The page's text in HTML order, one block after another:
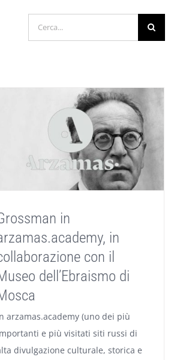
per:
in
in
con il
dell’Ebraismo di
arzamas.academy (uno dei più
e più visitati siti russi di
divulgazione culturale, storica e